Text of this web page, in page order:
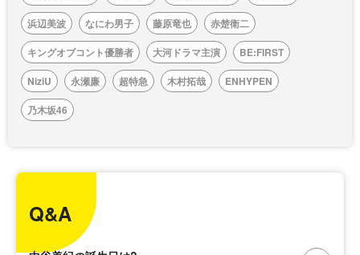
浜辺美波
なにわ男子 藤原竜也
赤楚衛二
キングオブコント優勝者
大河ドラマ主演
BE:FIRST
NiziU
永瀬廉 超特急 木村拓哉
ENHYPEN
乃木坂46
Q&A